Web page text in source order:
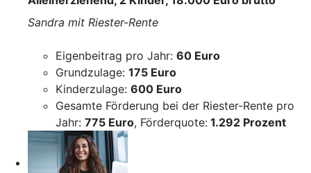
Sandra mit Riester-Rente
Eigenbeitrag pro Jahr: 60 Euro
Grundzulage: 175 Euro
Kinderzulage: 600 Euro
Gesamte Förderung bei der Riester-Rente pro
Jahr: 775 Euro, Förderquote: 1.292 Prozent